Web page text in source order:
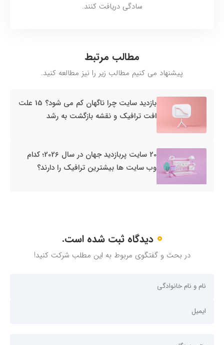
سادگی دریافت کنند.
مطالب مرتبط
پیشنهاد می کنیم مطالب زیر را نیز مطالعه کنید.
بازدید سایت چرا ناگهان کم می شود؟ 15 علت
افت ترافیک و نقشه بازگشت به رشد
20 سایت پربازدید جهان در سال 2026؛ کدام
وب سایت ها بیشترین ترافیک را دارند؟
0 دیدگاه ثبت شده است.
در بحث و گفتگوی مربوط به این مطلب شرکت کنید!